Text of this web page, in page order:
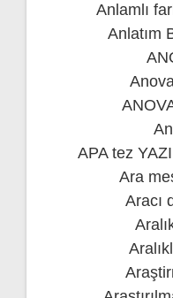
Anlamlı
Anlatım
APA tez
Ara
Aracı